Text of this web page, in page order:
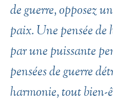
de guerre, opposez
paix. Une pensée
par une puissante
pensées de guerre
harmonie, tout bien-